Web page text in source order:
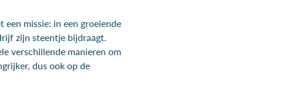
missie: in een groeiende
zijn steentje bijdraagt.
verschillende manieren om
dus ook op de